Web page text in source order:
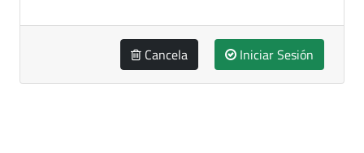
Cancela Iniciar Sesión